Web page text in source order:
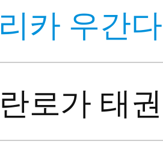
우간다, 세계태권
가 태권도로…